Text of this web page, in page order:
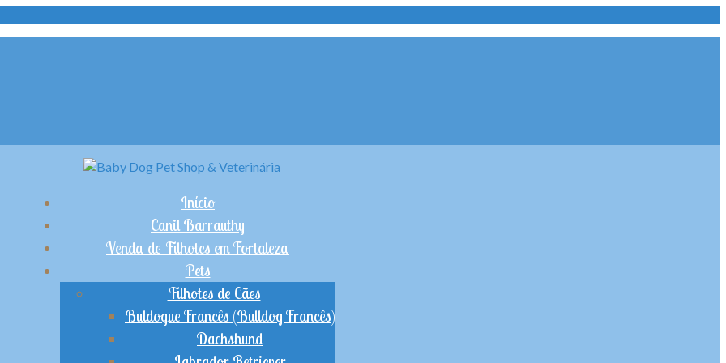
Início
Canil Barrauthy
Venda de Filhotes em Fortaleza
Pets
Filhotes de Cães
Buldogue Francês (Bulldog Francês)
Dachshund